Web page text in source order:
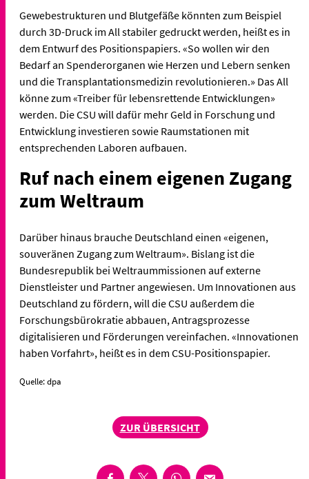
Gewebestrukturen und Blutgefäße könnten zum Beispiel
durch 3D-Druck im All stabiler gedruckt werden, heißt es in
dem Entwurf des Positionspapiers. «So wollen wir den
Bedarf an Spenderorganen wie Herzen und Lebern senken
und die Transplantationsmedizin revolutionieren.» Das All
könne zum «Treiber für lebensrettende Entwicklungen»
werden. Die CSU will dafür mehr Geld in Forschung und
Entwicklung investieren sowie Raumstationen mit
entsprechenden Laboren aufbauen.
Ruf nach einem eigenen Zugang
zum Weltraum
Darüber hinaus brauche Deutschland einen «eigenen,
souveränen Zugang zum Weltraum». Bislang ist die
Bundesrepublik bei Weltraummissionen auf externe
Dienstleister und Partner angewiesen. Um Innovationen aus
Deutschland zu fördern, will die CSU außerdem die
Forschungsbürokratie abbauen, Antragsprozesse
digitalisieren und Förderungen vereinfachen. «Innovationen
haben Vorfahrt», heißt es in dem CSU-Positionspapier.
Quelle: dpa
ZUR ÜBERSICHT